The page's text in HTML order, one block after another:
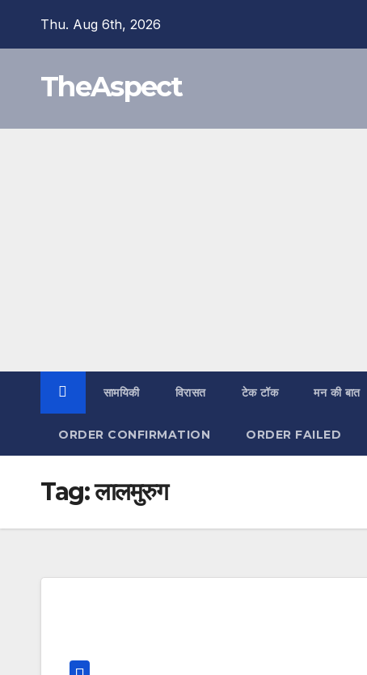
Thu. Aug 6th, 2026
TheAspect
सामयिकी विरासत टेक टॉक मन की बात
ORDER CONFIRMATION ORDER FAILED
Tag:लालमुरुग